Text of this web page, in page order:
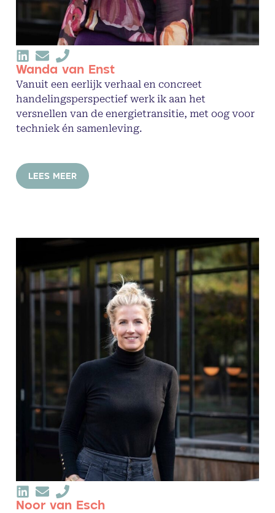
Wanda van Enst
Vanuit een eerlijk verhaal en concreet
handelingsperspectief werk ik aan het
versnellen van de energietransitie, met oog voor
techniek én samenleving.
LEES MEER
Noor van Esch